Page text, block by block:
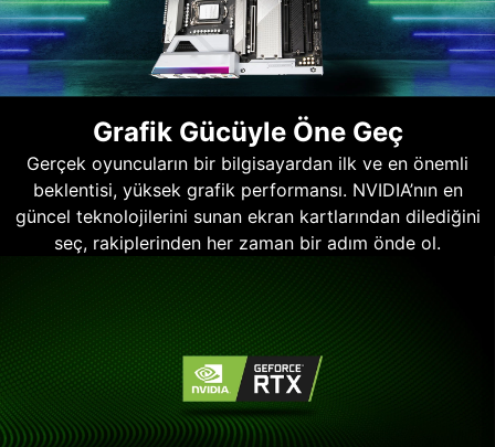
Grafik Gücüyle Öne Geç
Gerçek oyuncuların bir bilgisayardan ilk ve en önemli
beklentisi, yüksek grafik performansı. NVIDIA’nın en
güncel teknolojilerini sunan ekran kartlarından dilediğini
seç, rakiplerinden her zaman bir adım önde ol.